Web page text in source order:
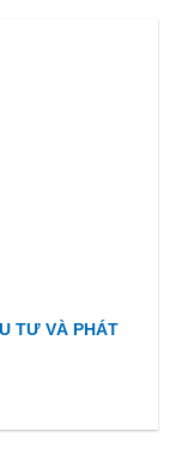
TƯ VÀ PHÁT